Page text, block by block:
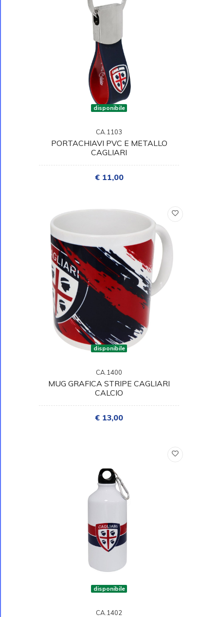
disponibile
CA.1103
PORTACHIAVI PVC E METALLO
CAGLIARI
€ 11,00
disponibile
CA.1400
MUG GRAFICA STRIPE CAGLIARI
CALCIO
€ 13,00
disponibile
CA.1402